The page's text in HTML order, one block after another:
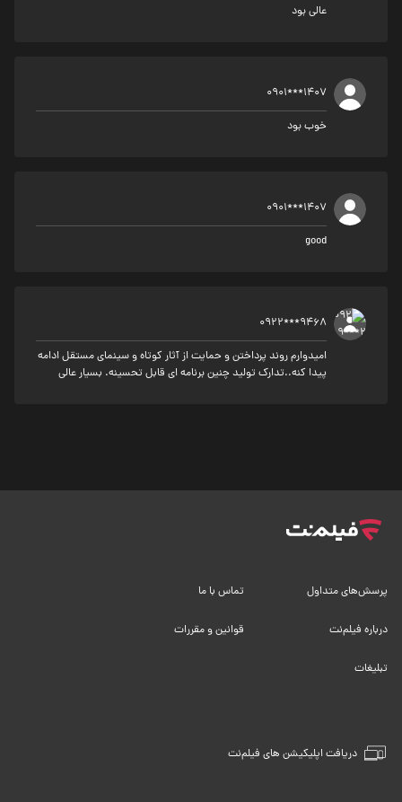
عالی بود
0901***1407
خوب بود
0901***1407
good
0922***9468
امیدوارم روند پرداختن و حمایت از آثار کوتاه و سینمای مستقل ادامه
پیدا کنه..تدارک تولید چنین برنامه ای قابل تحسینه. بسیار عالی
دریافت اپلیکیشن های فیلم‌نت
پرسش‌های متداول تماس با ما
درباره فیلم‌نت قوانین و مقررات
تبلیغات